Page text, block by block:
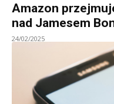
Amazon
nad Jamesem
24/02/2025